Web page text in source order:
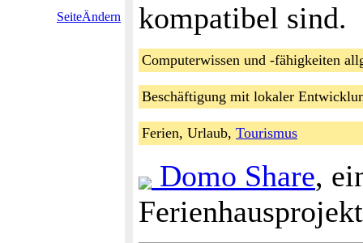
SeiteÄndern
kompatibel sind.
Computerwissen und -fähigkeiten
Beschäftigung mit lokaler
Ferien, Urlaub, Tourismus
Domo Share,